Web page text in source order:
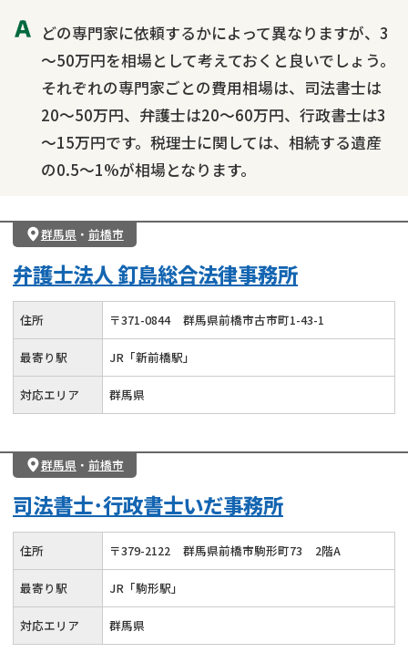
どの専門家に依頼するかによって異なりますが、3
～50万円を相場として考えておくと良いでしょう。
それぞれの専門家ごとの費用相場は、司法書士は
20～50万円、弁護士は20～60万円、行政書士は3
～15万円です。税理士に関しては、相続する遺産
の0.5～1%が相場となります。
群馬県 ・ 前橋市
弁護士法人 釘島総合法律事務所
住所 〒371-0844 群馬県前橋市古市町1-43-1
最寄り駅 JR「新前橋駅」
対応エリア 群馬県
群馬県 ・ 前橋市
司法書士･行政書士いだ事務所
住所 〒379-2122 群馬県前橋市駒形町73 2階A
最寄り駅 JR「駒形駅」
対応エリア 群馬県